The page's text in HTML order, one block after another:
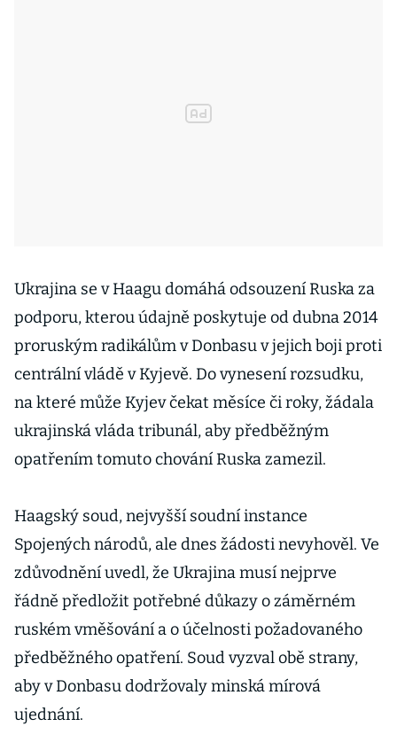
Ukrajina se v Haagu domáhá odsouzení Ruska za
podporu, kterou údajně poskytuje od dubna 2014
proruským radikálům v Donbasu v jejich boji proti
centrální vládě v Kyjevě. Do vynesení rozsudku,
na které může Kyjev čekat měsíce či roky, žádala
ukrajinská vláda tribunál, aby předběžným
opatřením tomuto chování Ruska zamezil.
Haagský soud, nejvyšší soudní instance
Spojených národů, ale dnes žádosti nevyhověl. Ve
zdůvodnění uvedl, že Ukrajina musí nejprve
řádně předložit potřebné důkazy o záměrném
ruském vměšování a o účelnosti požadovaného
předběžného opatření. Soud vyzval obě strany,
aby v Donbasu dodržovaly minská mírová
ujednání.